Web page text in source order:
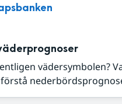
vädersymbolen?